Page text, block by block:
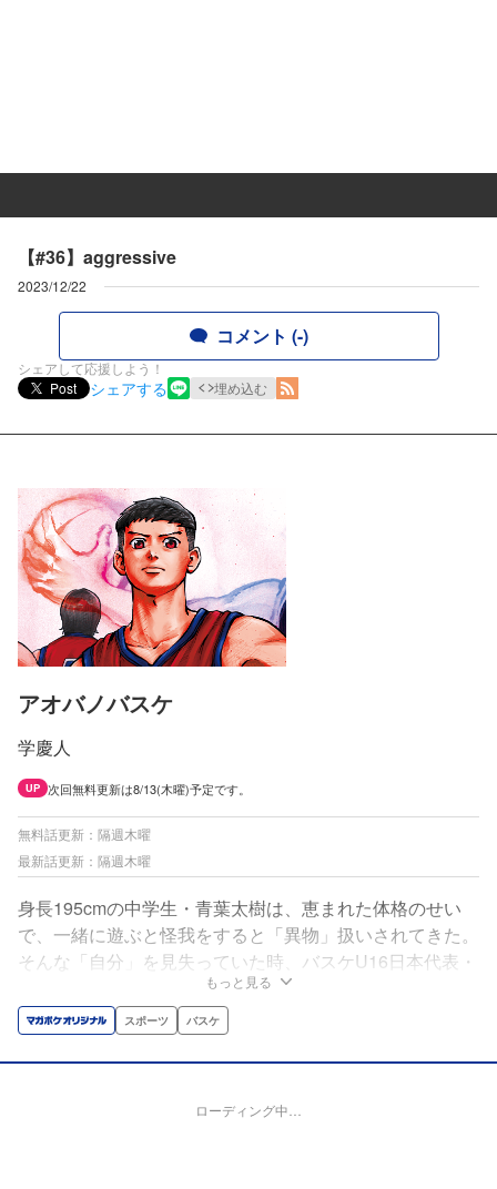
【#36】aggressive
2023/12/22
コメント (-)
シェアして応援しよう！
Post
シェアする 埋め込む
アオバノバスケ
学慶人
UP 次回無料更新は8/13(木曜)予定です。
無料話更新：隔週木曜
最新話更新：隔週木曜
身長195cmの中学生・青葉太樹は、恵まれた体格のせい
で、一緒に遊ぶと怪我をすると「異物」扱いされてきた。
そんな「自分」を見失っていた時、バスケU16日本代表・
明星レオに出会う。1on1で一瞬の動作を見抜く太樹に、
本当の武器は身長ではなく「目」だと、その才能を言い切
った。身長で判断しないレオとの交流の中でバスケの自由
さに惹かれていった太樹は、レオを超えるという夢を胸
もっと見る
スポーツ バスケ
ローディング中…